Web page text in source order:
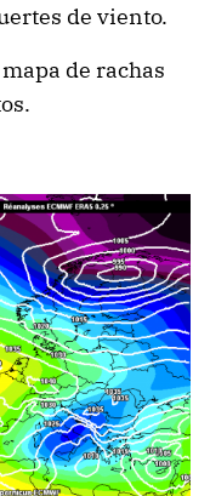
de viento.
de rachas